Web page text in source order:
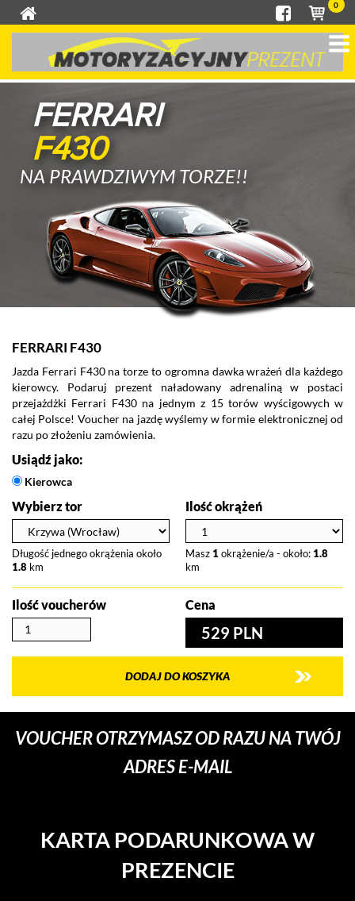
0
FERRARI
F430
NA PRAWDZIWYM TORZE!!
FERRARI F430
Jazda Ferrari F430 na torze to ogromna dawka wrażeń dla każdego
kierowcy. Podaruj prezent naładowany adrenaliną w postaci
przejażdżki Ferrari F430 na jednym z 15 torów wyścigowych w
całej Polsce! Voucher na jazdę wyślemy w formie elektronicznej od
razu po złożeniu zamówienia.
Usiądź jako:
Kierowca
Wybierz tor
Długość jednego okrążenia około
1.8 km
Ilość okrążeń
Masz 1 okrążenie/a - około: 1.8
km
Ilość voucherów Cena
529 PLN
DODAJ DO KOSZYKA
VOUCHER OTRZYMASZ OD RAZU NA TWÓJ
ADRES E-MAIL
KARTA PODARUNKOWA W
PREZENCIE